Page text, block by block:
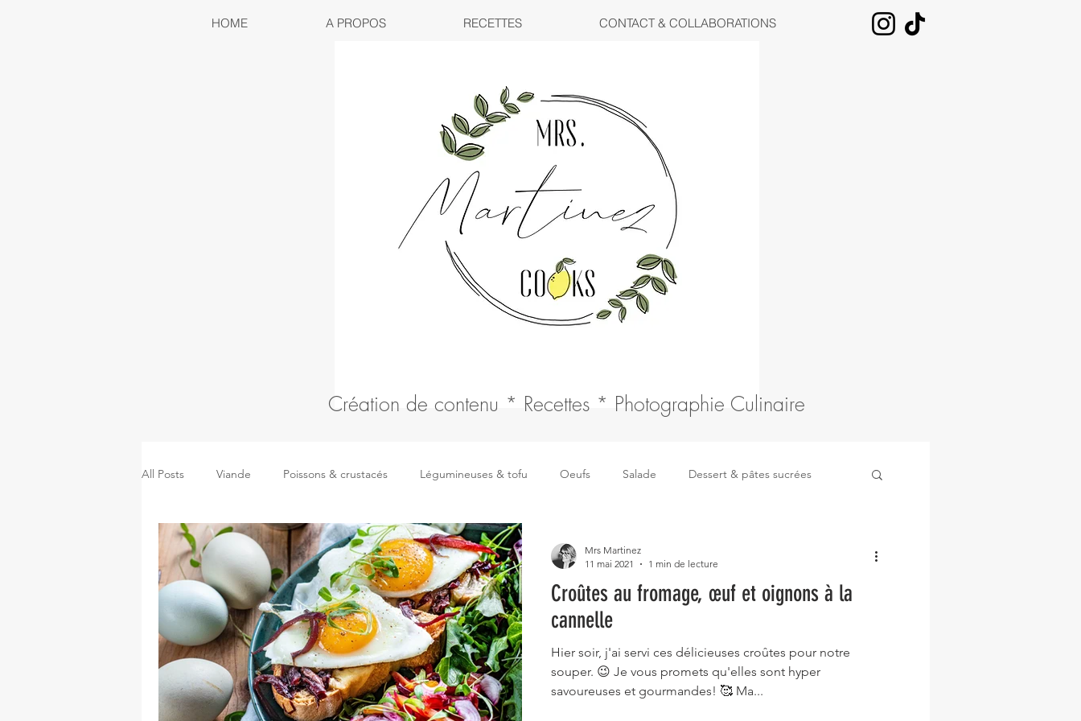
Création de contenu * Recettes * Photographie Culinaire
HOME A PROPOS RECETTES CONTACT & COLLABORATIONS
All Posts Viande Poissons & crustacés Légumineuses & tofu Oeufs Salade Dessert & pâtes sucrées
Pâtes, riz & céréales Kidsmeal Boissons Fromages
Pizza, sandwich & pâtes salées Pain, tresse & brioche Articles
Croûtes au fromage, œuf et oignons à la
cannelle
Hier soir, j'ai servi ces délicieuses croûtes pour notre
souper. 😉 Je vous promets qu'elles sont hyper
savoureuses et gourmandes! 🥰 Ma...
Mrs Martinez
11 mai 2021
1 min de lecture